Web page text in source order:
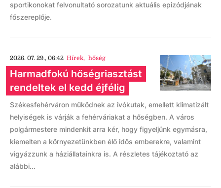
sportikonokat felvonultató sorozatunk aktuális epizódjának
főszereplője.
2026. 07. 29., 06:42 Hírek, hőség
Harmadfokú hőségriasztást
rendeltek el kedd éjfélig
Székesfehérváron működnek az ivókutak, emellett klimatizált
helyiségek is várják a fehérváriakat a hőségben. A város
polgármestere mindenkit arra kér, hogy figyeljünk egymásra,
kiemelten a környezetünkben élő idős emberekre, valamint
vigyázzunk a háziállatainkra is. A részletes tájékoztató az
alábbi...